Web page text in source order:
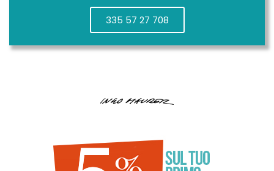
335 57 27 708